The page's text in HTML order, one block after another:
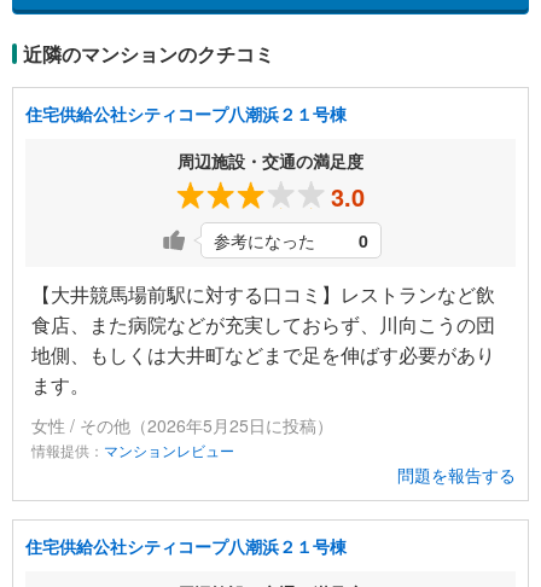
近隣のマンションのクチコミ
住宅供給公社シティコープ八潮浜２１号棟
周辺施設・交通の満足度
3.0
参考になった 0
【大井競馬場前駅に対する口コミ】レストランなど飲
食店、また病院などが充実しておらず、川向こうの団
地側、もしくは大井町などまで足を伸ばす必要があり
ます。
女性 / その他（2026年5月25日に投稿）
情報提供： マンションレビュー
問題を報告する
住宅供給公社シティコープ八潮浜２１号棟